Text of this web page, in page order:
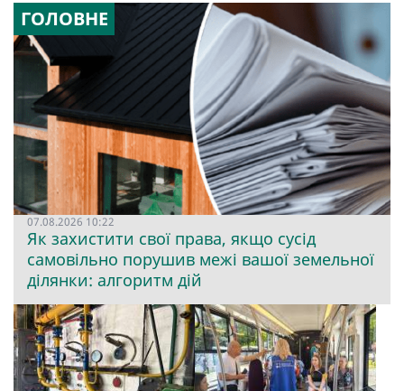
ГОЛОВНЕ
07.08.2026 10:22
Як захистити свої права, якщо сусід
самовільно порушив межі вашої земельної
ділянки: алгоритм дій